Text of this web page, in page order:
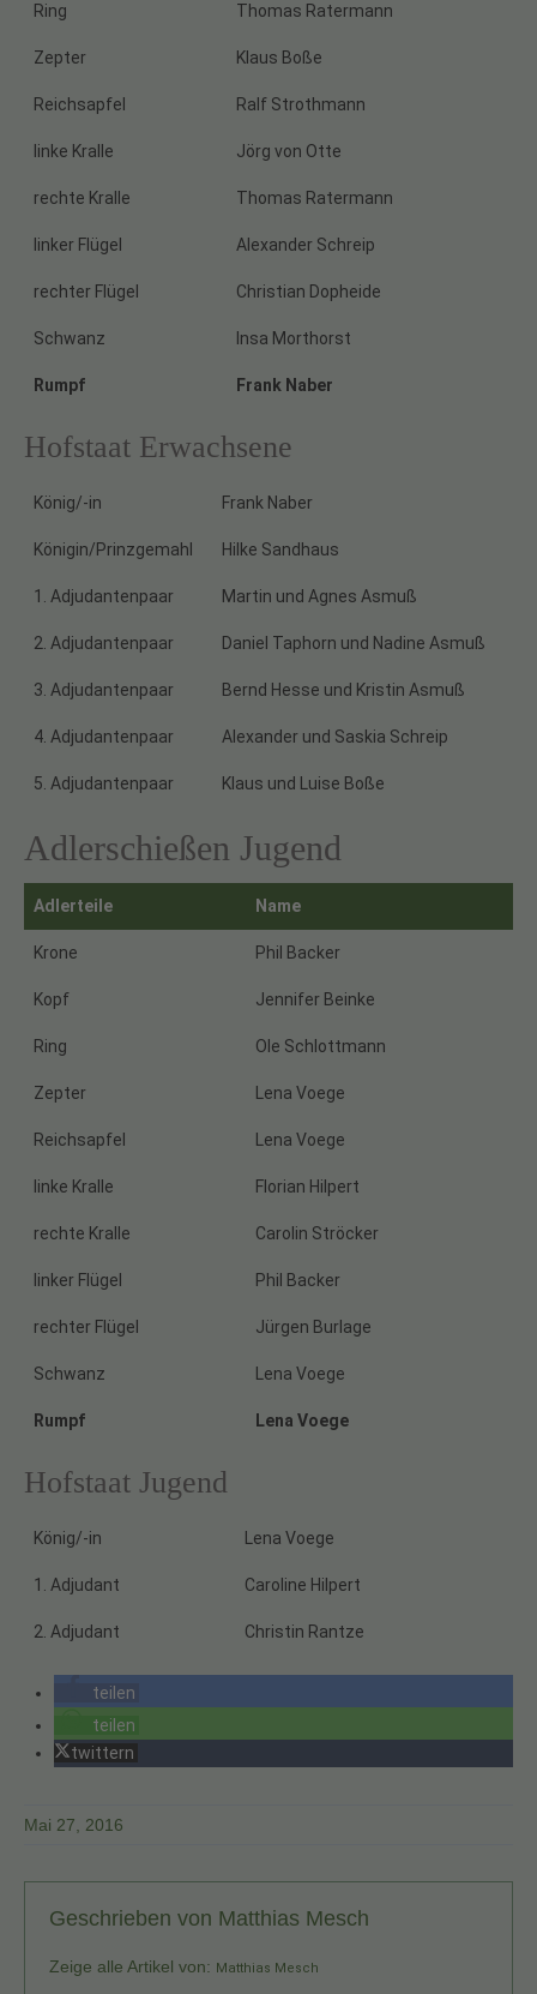
Ring Thomas Ratermann
Zepter Klaus Boße
Reichsapfel Ralf Strothmann
linke Kralle Jörg von Otte
rechte Kralle Thomas Ratermann
linker Flügel Alexander Schreip
rechter Flügel Christian Dopheide
Schwanz Insa Morthorst
Rumpf Frank Naber
Hofstaat Erwachsene
König/-in Frank Naber
Königin/Prinzgemahl Hilke Sandhaus
1. Adjudantenpaar Martin und Agnes Asmuß
2. Adjudantenpaar Daniel Taphorn und Nadine Asmuß
3. Adjudantenpaar Bernd Hesse und Kristin Asmuß
4. Adjudantenpaar Alexander und Saskia Schreip
5. Adjudantenpaar Klaus und Luise Boße
Adlerschießen Jugend
Adlerteile Name
Krone Phil Backer
Kopf Jennifer Beinke
Ring Ole Schlottmann
Zepter Lena Voege
Reichsapfel Lena Voege
linke Kralle Florian Hilpert
rechte Kralle Carolin Ströcker
linker Flügel Phil Backer
rechter Flügel Jürgen Burlage
Schwanz Lena Voege
Rumpf Lena Voege
Hofstaat Jugend
König/-in Lena Voege
1. Adjudant Caroline Hilpert
2. Adjudant Christin Rantze
teilen
teilen
twittern
Mai 27, 2016
Geschrieben von Matthias Mesch
Zeige alle Artikel von: Matthias Mesch